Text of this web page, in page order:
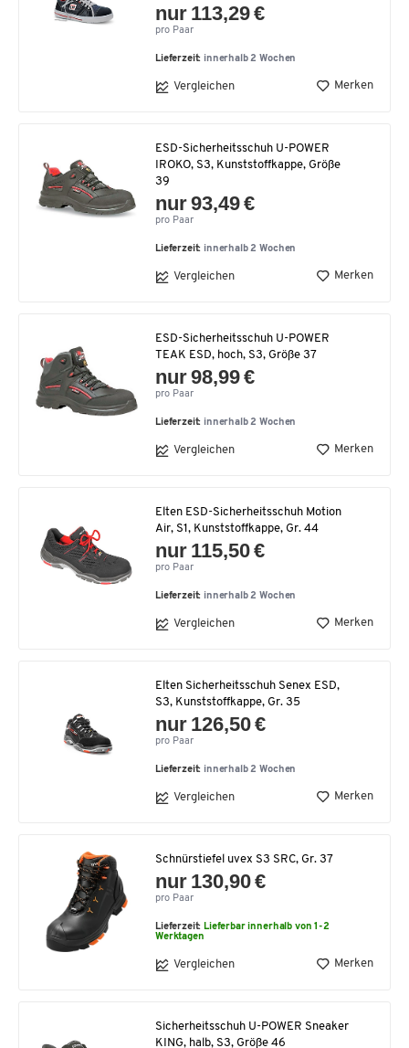
nur 113,29 €
pro Paar
Lieferzeit: innerhalb 2 Wochen
Vergleichen Merken
ESD-Sicherheitsschuh U-POWER
IROKO, S3, Kunststoffkappe, Größe
39
nur 93,49 €
pro Paar
Lieferzeit: innerhalb 2 Wochen
Vergleichen Merken
ESD-Sicherheitsschuh U-POWER
TEAK ESD, hoch, S3, Größe 37
nur 98,99 €
pro Paar
Lieferzeit: innerhalb 2 Wochen
Vergleichen Merken
Elten ESD-Sicherheitsschuh Motion
Air, S1, Kunststoffkappe, Gr. 44
nur 115,50 €
pro Paar
Lieferzeit: innerhalb 2 Wochen
Vergleichen Merken
Elten Sicherheitsschuh Senex ESD,
S3, Kunststoffkappe, Gr. 35
nur 126,50 €
pro Paar
Lieferzeit: innerhalb 2 Wochen
Vergleichen Merken
Schnürstiefel uvex S3 SRC, Gr. 37
nur 130,90 €
pro Paar
Lieferzeit: Lieferbar innerhalb von 1-2
Werktagen
Vergleichen Merken
Sicherheitsschuh U-POWER Sneaker
KING, halb, S3, Größe 46